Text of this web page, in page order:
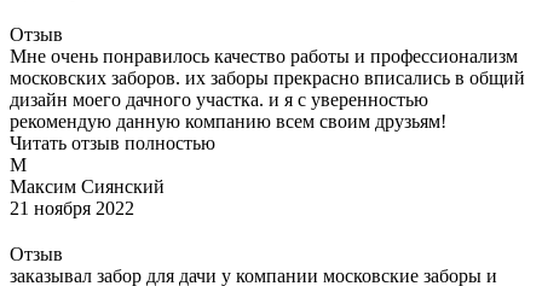
Отзыв
Мне очень понравилось качество работы и профессионализм
московских заборов. их заборы прекрасно вписались в общий
дизайн моего дачного участка. и я с уверенностью
рекомендую данную компанию всем своим друзьям!
Читать отзыв полностью
М
Максим Сиянский
21 ноября 2022
Отзыв
заказывал забор для дачи у компании московские заборы и